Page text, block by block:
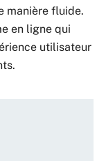
manière fluide.
en ligne qui
utilisateur